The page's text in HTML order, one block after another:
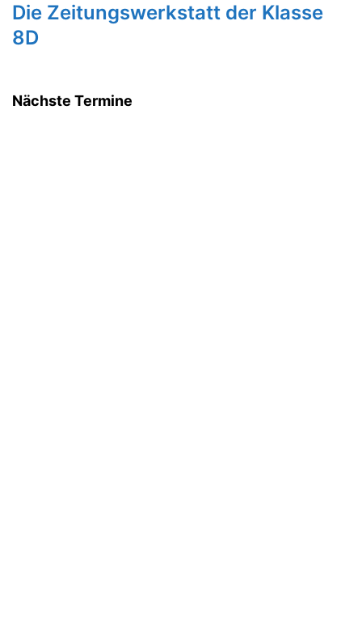
Die Zeitungswerkstatt der Klasse
8D
Nächste Termine